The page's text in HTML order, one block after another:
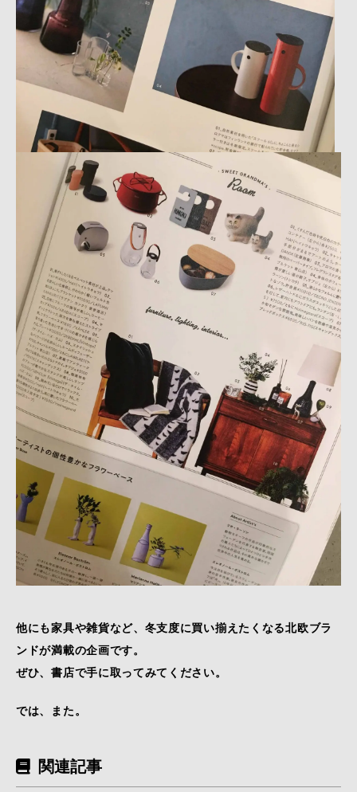
他にも家具や雑貨など、冬支度に買い揃えたくなる北欧ブラ
ンドが満載の企画です。
ぜひ、書店で手に取ってみてください。
では、また。
関連記事